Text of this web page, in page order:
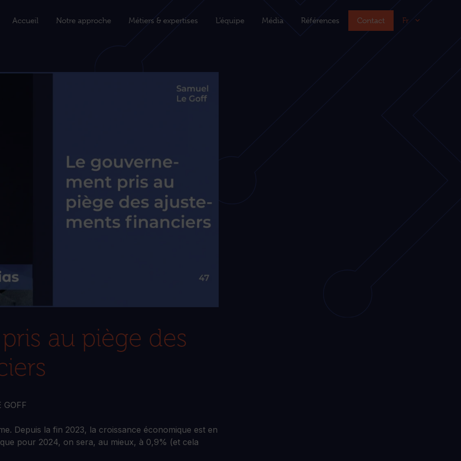
Accueil Notre approche Métiers & expertises L’équipe Média Références Contact Fr
au piège des
GOFF
Depuis la fin 2023, la croissance économique est en
pour 2024, on sera, au mieux, à 0,9% (et cela